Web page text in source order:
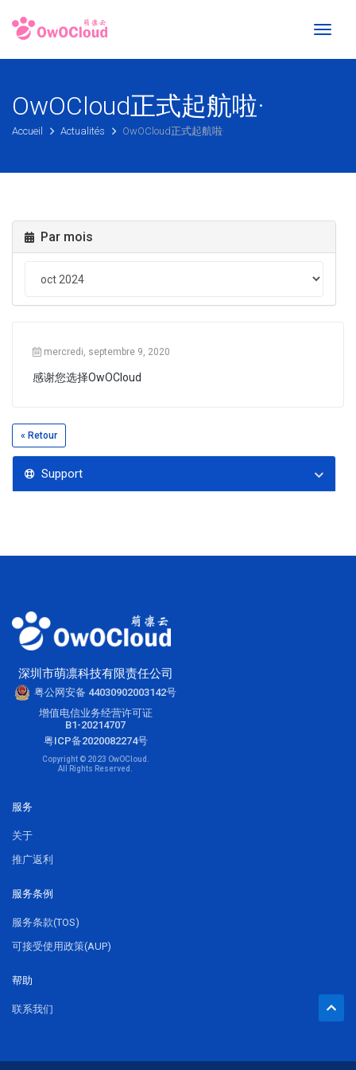
Toggle
OwOCloud正式起航啦·
Accueil Actualités OwOCloud正式起航啦·
Par mois
mercredi, septembre 9, 2020
感谢您选择OwOCloud
« Retour
Support
深圳市萌凛科技有限责任公司
粤公网安备 44030902003142号
增值电信业务经营许可证
B1-20214707
粤ICP备2020082274号
Copyright © 2023 OwOCloud.
All Rights Reserved.
服务
关于
推广返利
服务条例
服务条款(TOS)
可接受使用政策(AUP)
帮助
联系我们